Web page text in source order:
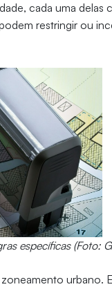
cada uma delas
restringir ou
específicas (Foto:
urbano.